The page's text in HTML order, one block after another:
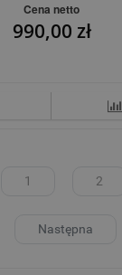
Cena netto
990,00 zł
1 2
Następna